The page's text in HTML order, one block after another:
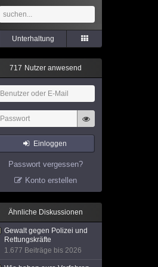
Unterhaltung
717 Nutzer anwesend
Einloggen
Passwort vergessen?
Konto erstellen
Ähnliche Diskussionen
Gewalt gegen Polizei und
Rettungskräfte
1.677 Beiträge bis 2026